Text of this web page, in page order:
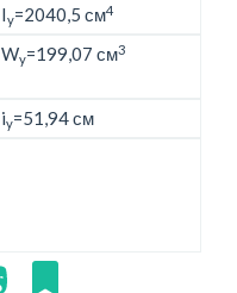
Iy=2040,5 см4
Wy=199,07 см3
iy=51,94 см